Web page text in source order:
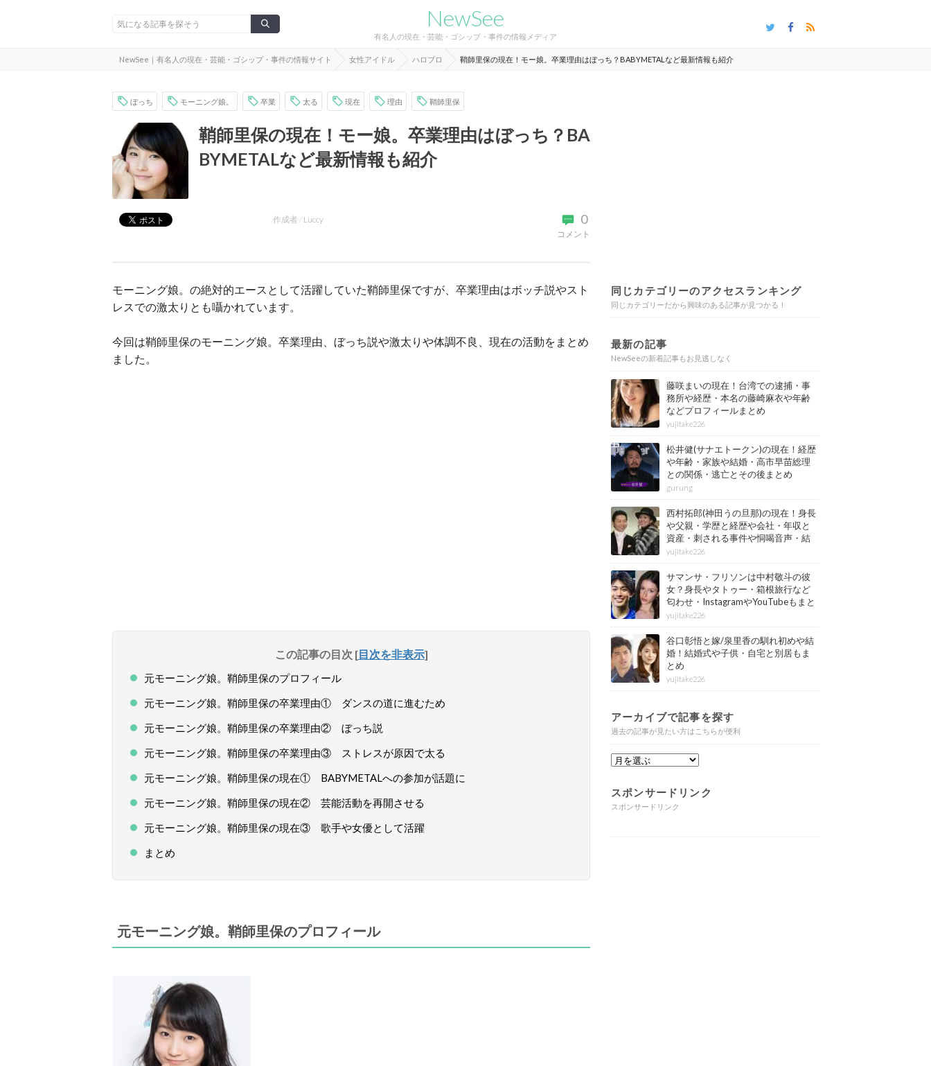
NewSee
有名人の現在・芸能・ゴシップ・事件の情報メディア
NewSee｜有名人の現在・芸能・ゴシップ・事件の情報サイト 女性アイドル ハロプロ 鞘師里保の現在！モー娘。卒業理由はぼっち？BABYMETALなど最新情報も紹介
ぼっち モーニング娘。 卒業 太る 現在 理由 鞘師里保
鞘師里保の現在！モー娘。卒業理由はぼっち？BA
BYMETALなど最新情報も紹介
0
コメント
作成者 / Luccy
モーニング娘。の絶対的エースとして活躍していた鞘師里保ですが、卒業理由はボッチ説やスト
レスでの激太りとも囁かれています。
今回は鞘師里保のモーニング娘。卒業理由、ぼっち説や激太りや体調不良、現在の活動をまとめ
ました。
この記事の目次 [目次を非表示]
元モーニング娘。鞘師里保のプロフィール
元モーニング娘。鞘師里保の卒業理由① ダンスの道に進むため
元モーニング娘。鞘師里保の卒業理由② ぼっち説
元モーニング娘。鞘師里保の卒業理由③ ストレスが原因で太る
元モーニング娘。鞘師里保の現在① BABYMETALへの参加が話題に
元モーニング娘。鞘師里保の現在② 芸能活動を再開させる
元モーニング娘。鞘師里保の現在③ 歌手や女優として活躍
まとめ
元モーニング娘。鞘師里保のプロフィール
同じカテゴリーのアクセスランキング
同じカテゴリーだから興味のある記事が見つかる！
最新の記事
NewSeeの新着記事もお見逃しなく
藤咲まいの現在！台湾での逮捕・事
務所や経歴・本名の藤崎麻衣や年齢
などプロフィールまとめ
yujitake226
松井健(サナエトークン)の現在！経歴
や年齢・家族や結婚・高市早苗総理
との関係・逃亡とその後まとめ
gurung
西村拓郎(神田うの旦那)の現在！身長
や父親・学歴と経歴や会社・年収と
資産・刺される事件や恫喝音声・結
婚と子供や自宅・脳梗塞の病気もま
とめ
yujitake226
サマンサ・フリソンは中村敬斗の彼
女？身長やタトゥー・箱根旅行など
匂わせ・InstagramやYouTubeもまと
め
yujitake226
谷口彰悟と嫁/泉里香の馴れ初めや結
婚！結婚式や子供・自宅と別居もま
とめ
yujitake226
アーカイブで記事を探す
過去の記事が見たい方はこちらが便利
スポンサードリンク
スポンサードリンク